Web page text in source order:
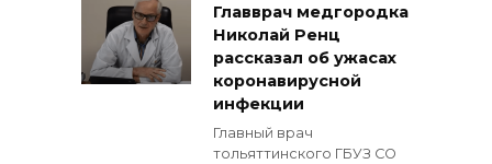
Главврач медгородка
Николай Ренц
рассказал об ужасах
коронавирусной
инфекции
Главный врач
тольяттинского ГБУЗ СО